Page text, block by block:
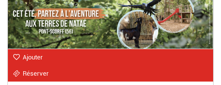
Ajouter
Réserver